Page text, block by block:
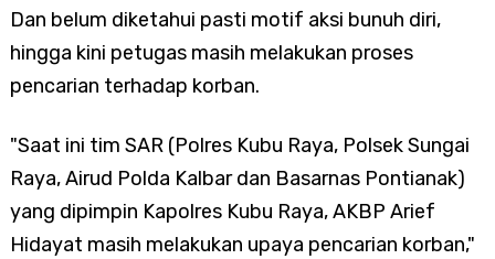
Dan belum diketahui pasti motif aksi bunuh diri,
hingga kini petugas masih melakukan proses
pencarian terhadap korban.
"Saat ini tim SAR (Polres Kubu Raya, Polsek Sungai
Raya, Airud Polda Kalbar dan Basarnas Pontianak)
yang dipimpin Kapolres Kubu Raya, AKBP Arief
Hidayat masih melakukan upaya pencarian korban,"